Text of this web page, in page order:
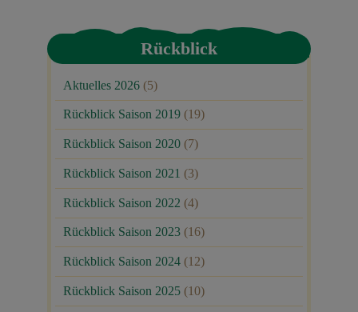
Rückblick
Aktuelles 2026 (5)
Rückblick Saison 2019 (19)
Rückblick Saison 2020 (7)
Rückblick Saison 2021 (3)
Rückblick Saison 2022 (4)
Rückblick Saison 2023 (16)
Rückblick Saison 2024 (12)
Rückblick Saison 2025 (10)